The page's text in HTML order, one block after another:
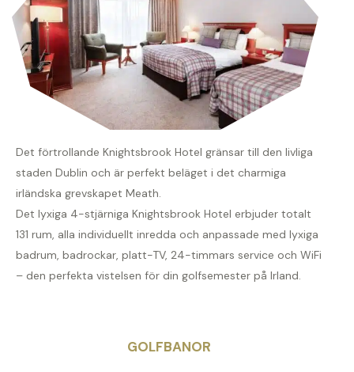
Det förtrollande Knightsbrook Hotel gränsar till den livliga
staden Dublin och är perfekt beläget i det charmiga
irländska grevskapet Meath.
Det lyxiga 4-stjärniga Knightsbrook Hotel erbjuder totalt
131 rum, alla individuellt inredda och anpassade med lyxiga
badrum, badrockar, platt-TV, 24-timmars service och WiFi
– den perfekta vistelsen för din golfsemester på Irland.
GOLFBANOR